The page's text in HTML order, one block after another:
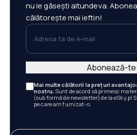
nu le găsești altundeva.
călătorește mai ieftin!
Adresa ta de e-mail
Mai multe călătorii la prețuri
nostru. Sunt de acord să primesc
(sub formă de newsletter) de la eSky.pl
pe care am furnizat-o.
Abonează-te